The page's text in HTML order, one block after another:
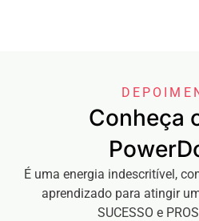
Conheça
É uma energia indescritível,
aprendizado para atingir
SUCESSO e